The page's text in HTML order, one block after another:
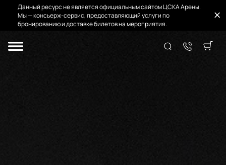
Данный ресурс не является официальным сайтом ЦСКА Арены.
Мы — консьерж-сервис, предоставляющий услуги по
бронированию и доставке билетов на мероприятия.